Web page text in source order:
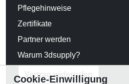
Pflegehinweise
Zertifikate
Partner werden
Warum 3dsupply?
Vertrag widerrufen
Cookie-Einwilligung